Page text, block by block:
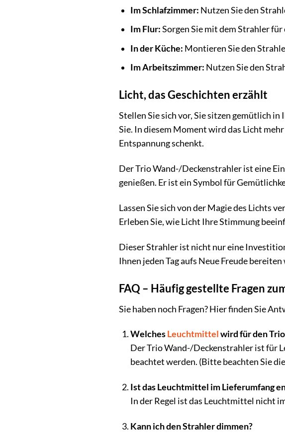
Im Schlafzimmer: Nutzen Sie den
Im Flur:Sorgen Sie mit dem Strahler
In der Küche: Montieren Sie den
Im Arbeitszimmer: Nutzen Sie den
Licht, das Geschichten erzählt
Stellen Sie sich vor, Sie sitzen gemütlich
Sie. In diesem Moment wird das Licht
Entspannung schenkt.
Der Trio Wand-/Deckenstrahler ist eine
genießen. Er ist ein Symbol für
Lassen Sie sich von der Magie des Lichts
Erleben Sie, wie Licht Ihre Stimmung
Dieser Strahler ist nicht nur eine
Ihnen jeden Tag aufs Neue Freude bereiten
FAQ – Häufig gestellte Fragen
Sie haben noch Fragen? Hier finden Sie
WelchesLeuchtmittelwird für den
Der Trio Wand-/Deckenstrahler ist für
beachtet werden. (Bitte beachten Sie
Ist das Leuchtmittel im Lieferumfang
In der Regel ist das Leuchtmittel nicht
Kann ich den Strahler dimmen?